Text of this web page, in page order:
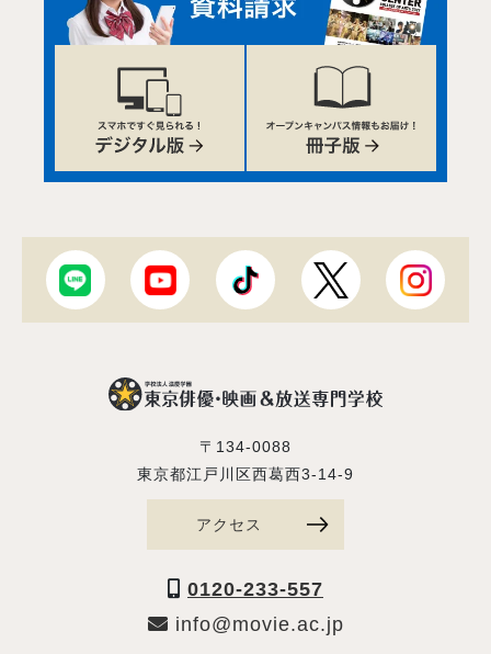
〒134-0088
東京都江戸川区西葛西3-14-9
アクセス
0120-233-557
info@movie.ac.jp